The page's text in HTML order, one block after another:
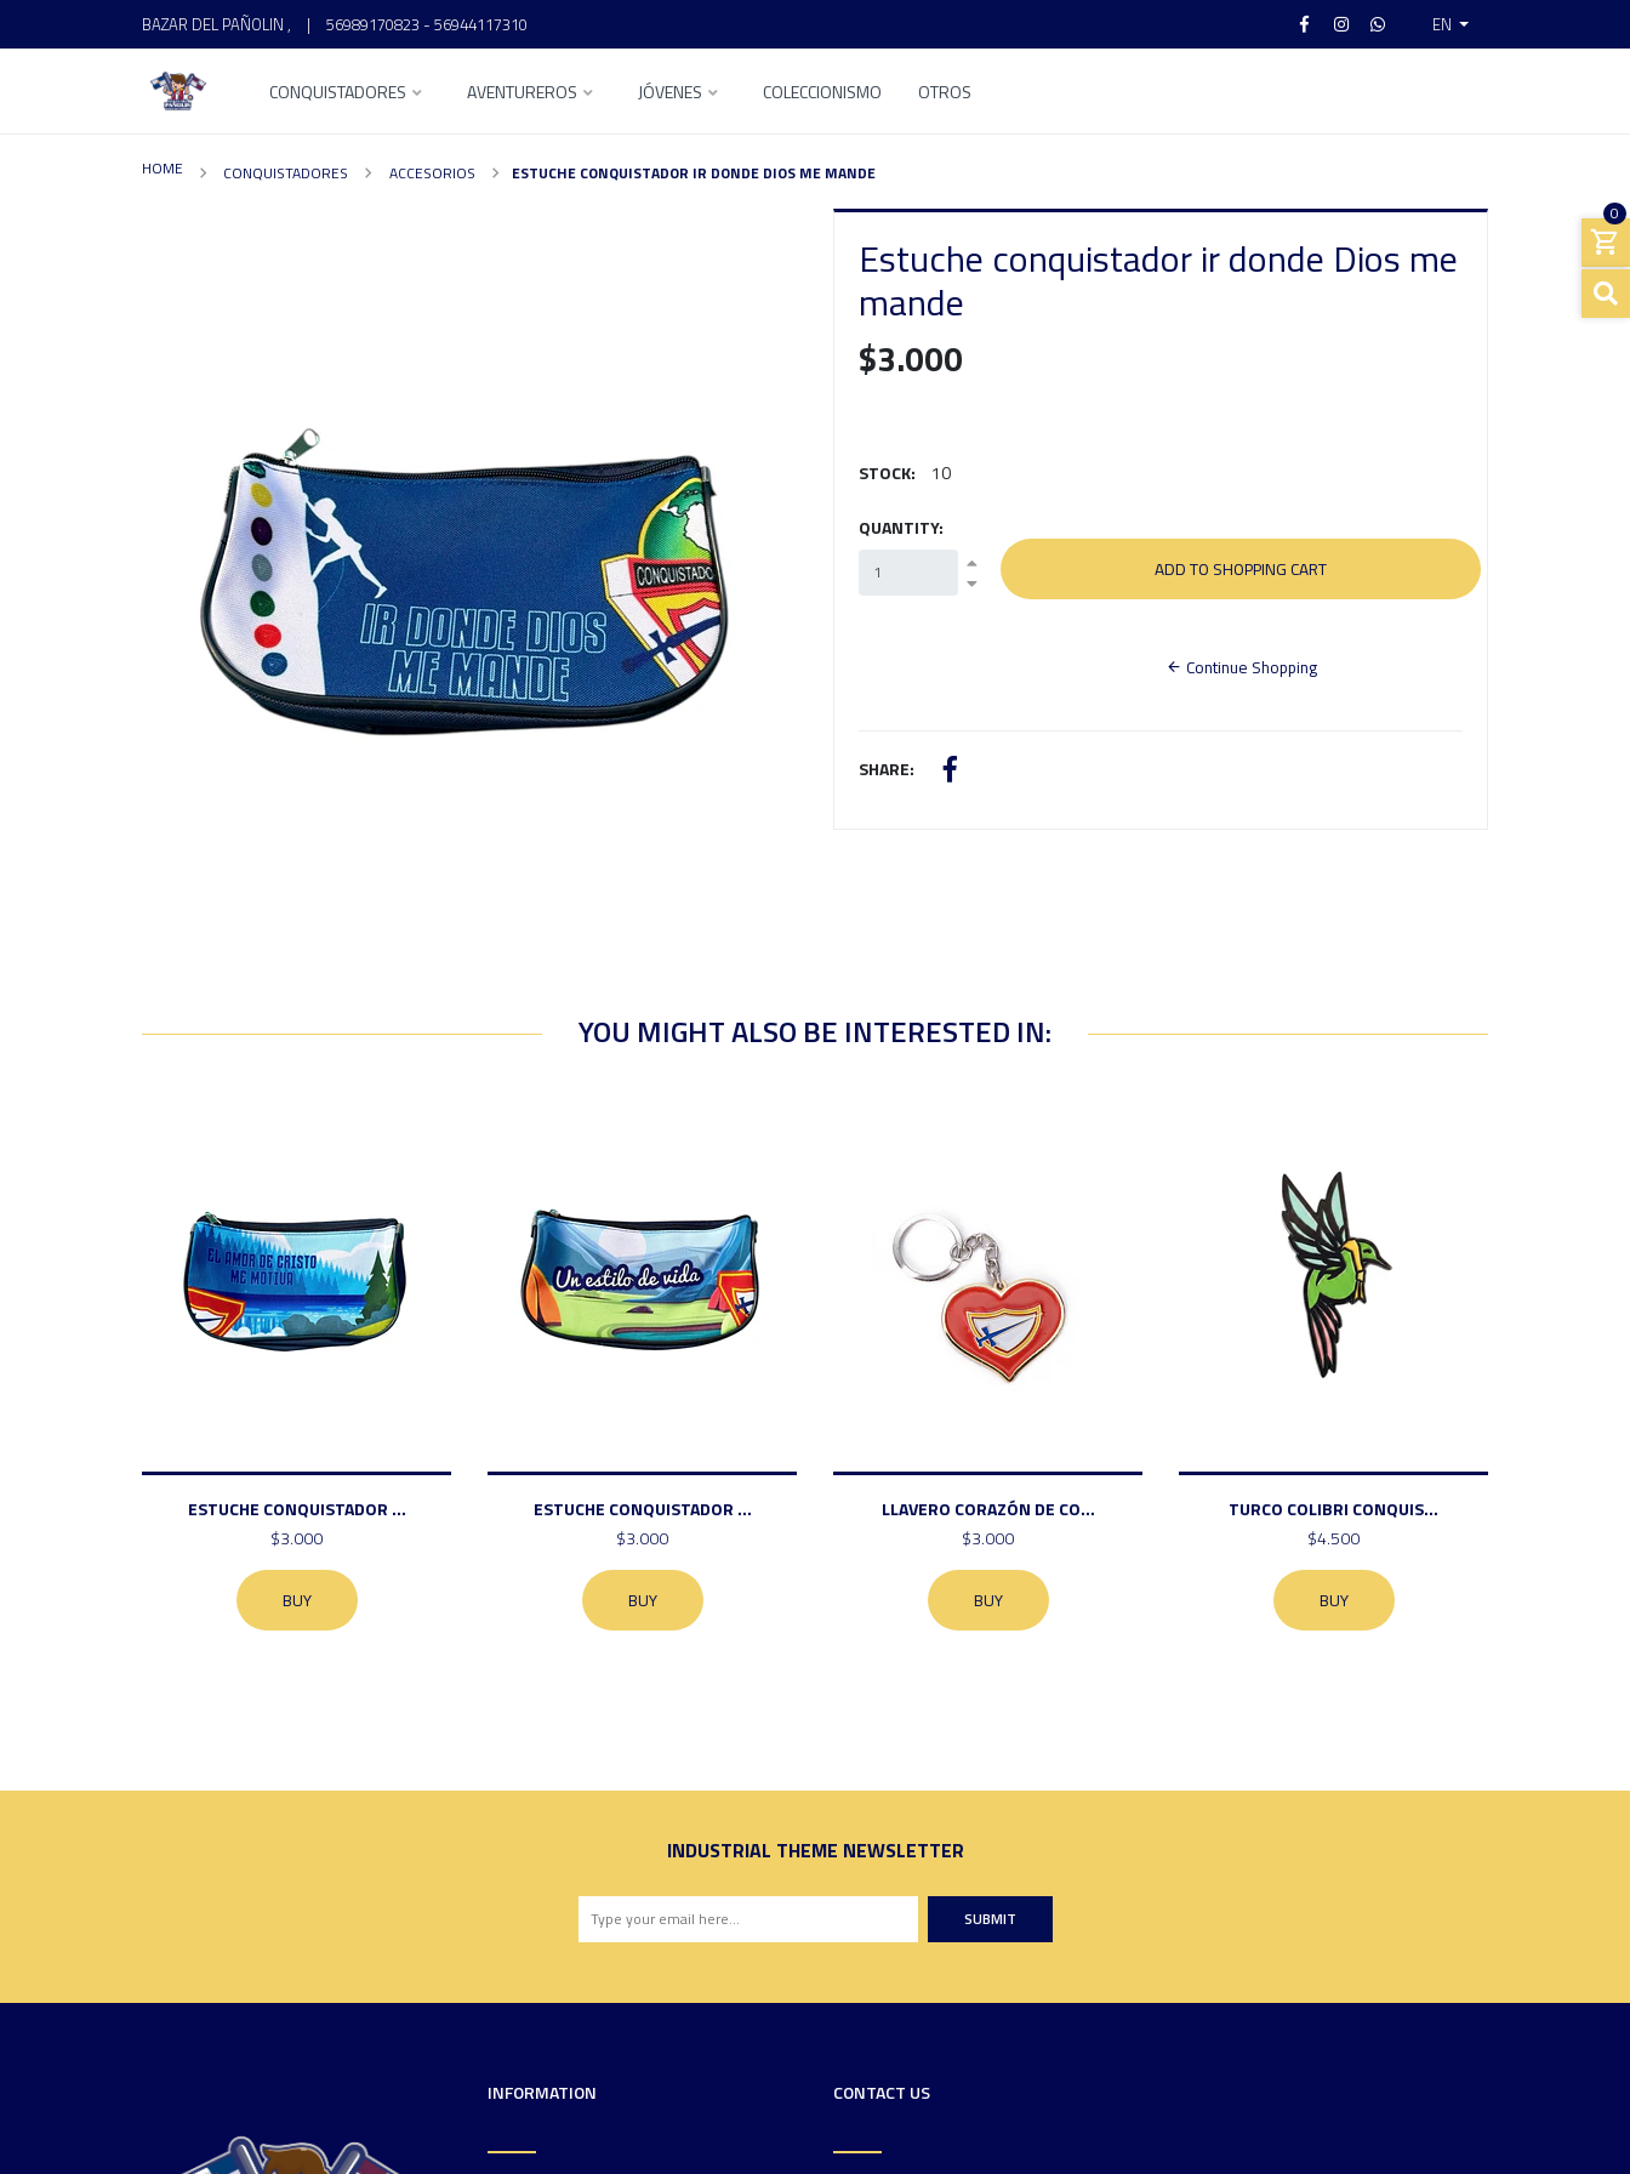
BAZAR DEL PAÑOLIN , | 56989170823 - 56944117310 EN
CONQUISTADORES AVENTUREROS JÓVENES COLECCIONISMO OTROS
0
HOME CONQUISTADORES ACCESORIOS ESTUCHE CONQUISTADOR IR DONDE DIOS ME MANDE
Estuche conquistador ir donde Dios me
mande
$3.000
STOCK: 10
QUANTITY:
Continue Shopping
SHARE:
YOU MIGHT ALSO BE INTERESTED IN:
ESTUCHE CONQUISTADOR ...
$3.000
BUY
ESTUCHE CONQUISTADOR ...
$3.000
BUY
LLAVERO CORAZÓN DE CO...
$3.000
BUY
TURCO COLIBRI CONQUIS...
$4.500
BUY
INDUSTRIAL THEME NEWSLETTER
SUBMIT
INFORMATION CONTACT US